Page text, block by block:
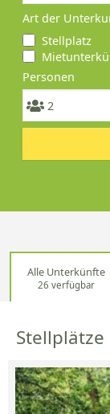
Art der
Stellplatz
Personen
Alle Unterkünfte
26 verfügbar
Stellplätze